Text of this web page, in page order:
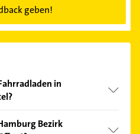
geben!
in
Sie von den
Bezirk